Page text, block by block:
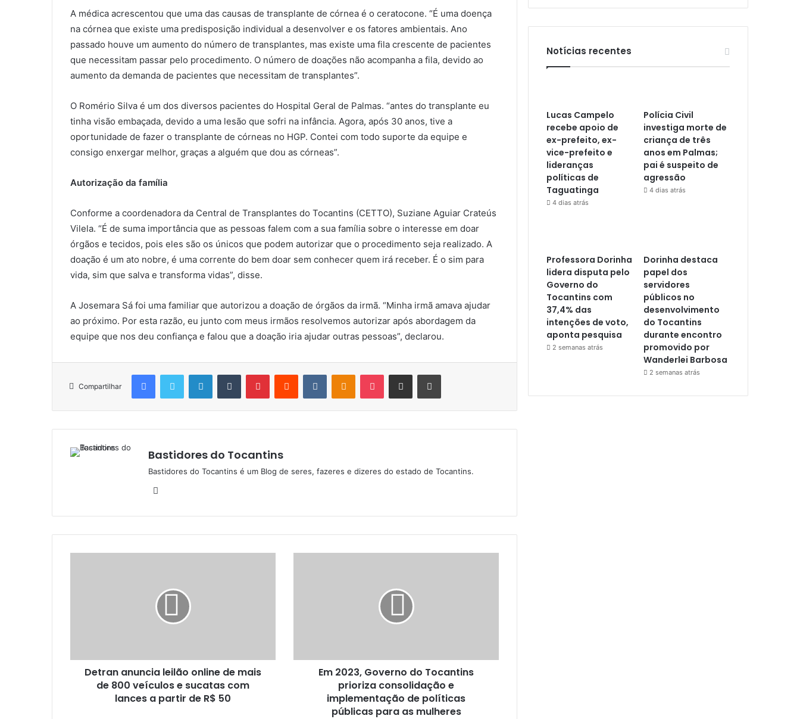
A médica acrescentou que uma das causas de transplante de córnea é o ceratocone. “É uma doença
na córnea que existe uma predisposição individual a desenvolver e os fatores ambientais. Ano
passado houve um aumento do número de transplantes, mas existe uma fila crescente de pacientes
que necessitam passar pelo procedimento. O número de doações não acompanha a fila, devido ao
aumento da demanda de pacientes que necessitam de transplantes”.
O Romério Silva é um dos diversos pacientes do Hospital Geral de Palmas. “antes do transplante eu
tinha visão embaçada, devido a uma lesão que sofri na infância. Agora, após 30 anos, tive a
oportunidade de fazer o transplante de córneas no HGP. Contei com todo suporte da equipe e
consigo enxergar melhor, graças a alguém que dou as córneas”.
Autorização da família
Conforme a coordenadora da Central de Transplantes do Tocantins (CETTO), Suziane Aguiar Crateús
Vilela. “É de suma importância que as pessoas falem com a sua família sobre o interesse em doar
órgãos e tecidos, pois eles são os únicos que podem autorizar que o procedimento seja realizado. A
doação é um ato nobre, é uma corrente do bem doar sem conhecer quem irá receber. É o sim para
vida, sim que salva e transforma vidas”, disse.
A Josemara Sá foi uma familiar que autorizou a doação de órgãos da irmã. “Minha irmã amava ajudar
ao próximo. Por esta razão, eu junto com meus irmãos resolvemos autorizar após abordagem da
equipe que nos deu confiança e falou que a doação iria ajudar outras pessoas”, declarou.
Compartilhar
Bastidores do Tocantins
Bastidores do Tocantins é um Blog de seres, fazeres e dizeres do estado de Tocantins.
b
s
Detran anuncia leilão online de mais
de 800 veículos e sucatas com
lances a partir de R$ 50
Em 2023, Governo do Tocantins
prioriza consolidação e
implementação de políticas
públicas para as mulheres
Notícias recentes
Lucas Campelo
recebe apoio de
ex-prefeito, ex-
vice-prefeito e
lideranças
políticas de
Taguatinga
4 dias atrás
Polícia Civil
investiga morte de
criança de três
anos em Palmas;
pai é suspeito de
agressão
4 dias atrás
Professora Dorinha
lidera disputa pelo
Governo do
Tocantins com
37,4% das
intenções de voto,
aponta pesquisa
2 semanas atrás
Dorinha destaca
papel dos
servidores
públicos no
desenvolvimento
do Tocantins
durante encontro
promovido por
Wanderlei Barbosa
2 semanas atrás